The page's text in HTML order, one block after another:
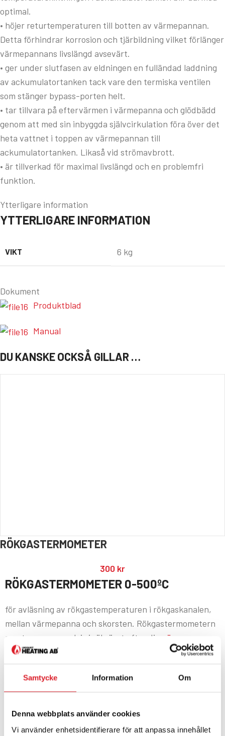
Samtycke Information Om
Denna webbplats använder cookies
Vi använder enhetsidentifierare för att anpassa innehållet
optimal.
• höjer returtemperaturen till botten av värmepannan.
Detta förhindrar korrosion och tjärbildning vilket förlänger
värmepannans livslängd avsevärt.
• ger under slutfasen av eldningen en fulländad laddning
av ackumulatortanken tack vare den termiska ventilen
som stänger bypass-porten helt.
• tar tillvara på eftervärmen i värmepanna och glödbädd
genom att med sin inbyggda självcirkulation föra över det
heta vattnet i toppen av värmepannan till
ackumulatortanken. Likaså vid strömavbrott.
• är tillverkad för maximal livslängd och en problemfri
funktion.
Ytterligare information
YTTERLIGARE INFORMATION
VIKT 6 kg
Dokument
Produktblad
Manual
DU KANSKE OCKSÅ GILLAR …
RÖKGASTERMOMETER
300 kr
RÖKGASTERMOMETER 0-500ºC
för avläsning av rökgastemperaturen i rökgaskanalen,
mellan värmepanna och skorsten. Rökgastermometern
monteras exempelvis i rökröret efter din
värmepanna
Om motdragslucka är installerad på rökröret, monteras
avläsning av rökgastemperatur. Rökgastermometerns
tavla Ø 50 mm, mätområde 0-500ºC. Givare Ø 6 mm,